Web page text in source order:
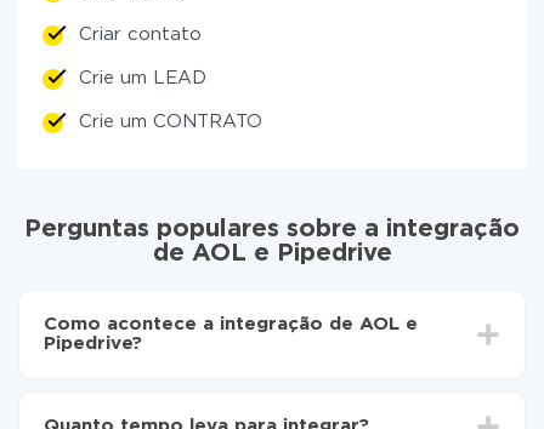
Criar contato
Crie um LEAD
Crie um CONTRATO
Perguntas populares sobre a integração
de AOL e Pipedrive
Como acontece a integração de AOL e
Pipedrive?